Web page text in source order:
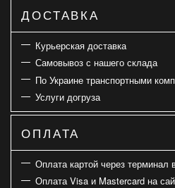
ДОСТАВКА
Курьерская доставка
Самовывоз с нашего склада
По Украине транспортными
Услуги догруза
ОПЛАТА
Оплата картой через
Оплата Visa и Mastercard на